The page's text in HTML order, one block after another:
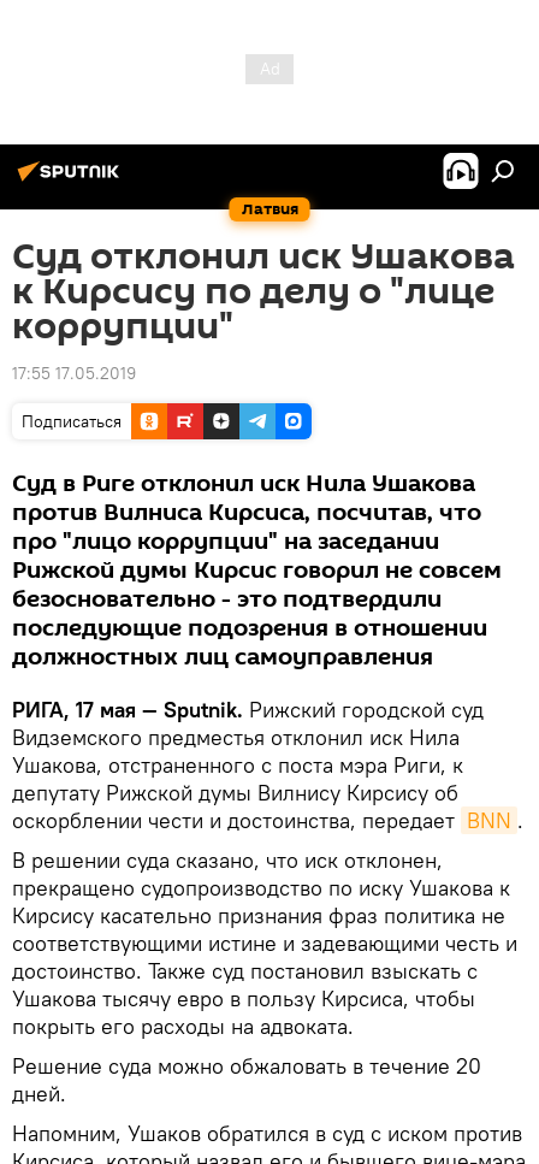
Латвия
Суд отклонил иск Ушакова
к Кирсису по делу о "лице
коррупции"
17:55 17.05.2019
Подписаться
Суд в Риге отклонил иск Нила Ушакова
против Вилниса Кирсиса, посчитав, что
про "лицо коррупции" на заседании
Рижской думы Кирсис говорил не совсем
безосновательно - это подтвердили
последующие подозрения в отношении
должностных лиц самоуправления
РИГА, 17 мая — Sputnik. Рижский городской суд
Видземского предместья отклонил иск Нила
Ушакова, отстраненного с поста мэра Риги, к
депутату Рижской думы Вилнису Кирсису об
оскорблении чести и достоинства, передает BNN .
В решении суда сказано, что иск отклонен,
прекращено судопроизводство по иску Ушакова к
Кирсису касательно признания фраз политика не
соответствующими истине и задевающими честь и
достоинство. Также суд постановил взыскать с
Ушакова тысячу евро в пользу Кирсиса, чтобы
покрыть его расходы на адвоката.
Решение суда можно обжаловать в течение 20
дней.
Напомним, Ушаков обратился в суд с иском против